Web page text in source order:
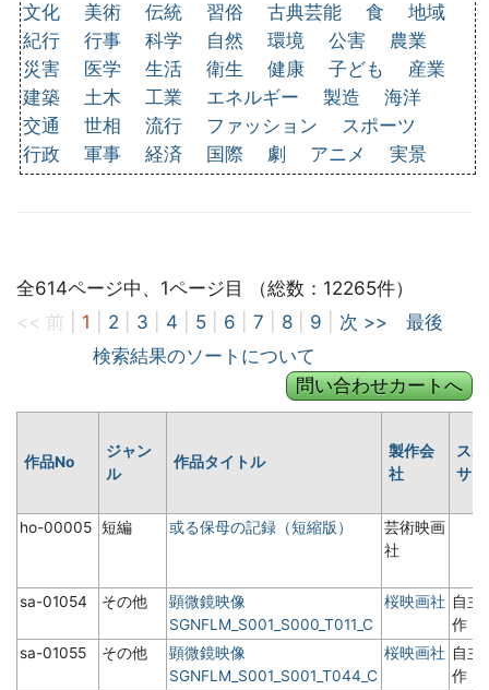
文化
美術 伝統 習俗 古典芸能 食
地域
紀行
行事 科学 自然 環境 公害
農業
災害
医学 生活 衛生 健康 子ども
産業
建築
土木 工業 エネルギー 製造
海洋
交通
世相 流行 ファッション
スポーツ
行政
軍事 経済 国際 劇 アニメ 実景
全614ページ中、1ページ目 （総数：12265件）
<< 前
1 2 3 4 5 6 7 8 9 次 >>
最後
検索結果のソートについて
作品No
ジャン
ル
作品タイトル
製作会
社
ス
サー
ho-00005 短編 或る保母の記録（短縮版）
芸術映画
社
sa-01054 その他
顕微鏡映像
SGNFLM_S001_S000_T011_C
桜映画社 自主
作
sa-01055
その他
顕微鏡映像
SGNFLM_S001_S001_T044_C
桜映画社 自主
作